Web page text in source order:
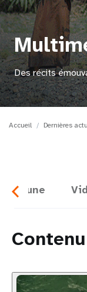
t
i
o
n
Des récits
Accueil Dernières
À la une